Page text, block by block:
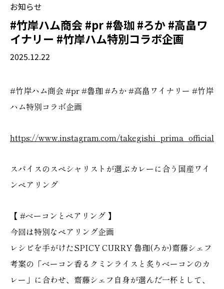
お知らせ
#竹岸ハム商会 #pr #魯珈 #ろか #高畠ワ
イナリー #竹岸ハム特別コラボ企画
2025.12.22
#竹岸ハム商会 #pr #魯珈 #ろか #高畠ワイナリー #竹岸
ハム特別コラボ企画
https://www.instagram.com/takegishi_prima_official
スパイスのスペシャリストが選ぶカレーに合う国産ワイ
ンペアリング
【 #ベーコンとペアリング 】
今回は特別なペアリング企画
レシピを手がけたSPICY CURRY 魯珈(ろか)齋藤シェフ
考案の「ベーコン香るクミンライスと炙りベーコンのカ
レー」に合わせ、齋藤シェフ自身が選んだ一杯として、